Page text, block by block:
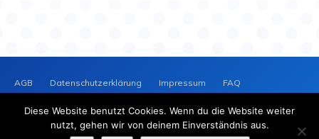
AGB Datenschutzerklärung Impressum
FAQ
PRESSEVERTEILERNEWS
Diese Website benutzt Cookies. Wenn du die Website weiter
nutzt, gehen wir von deinem Einverständnis aus.